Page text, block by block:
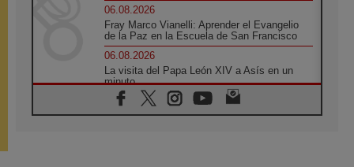
06.08.2026
Fray Marco Vianelli: Aprender el Evangelio
de la Paz en la Escuela de San Francisco
06.08.2026
La visita del Papa León XIV a Asís en un
minuto
06.08.2026
El agradecimiento de los jóvenes al Papa: